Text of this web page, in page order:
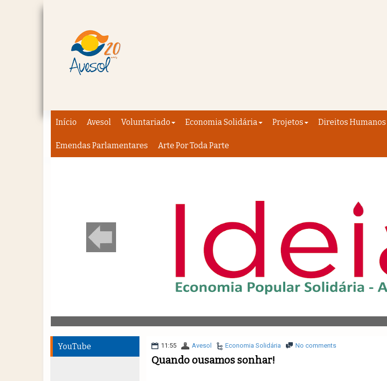
Início Avesol Voluntariado Economia Solidária Projetos Direitos Humanos
Emendas Parlamentares Arte Por Toda Parte
11:55 Avesol Economia Solidária No comments
Quando ousamos sonhar!
YouTube